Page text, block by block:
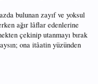
bulunan zayıf ve yoksul
ağır lâflar edenlerine
çekinip utanmayı bırak
ona itâatin yüzünden